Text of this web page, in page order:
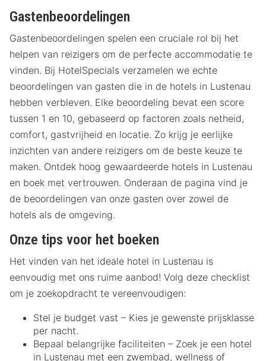
Gastenbeoordelingen
Gastenbeoordelingen spelen een cruciale rol bij het
helpen van reizigers om de perfecte accommodatie te
vinden. Bij HotelSpecials verzamelen we echte
beoordelingen van gasten die in de hotels in Lustenau
hebben verbleven. Elke beoordeling bevat een score
tussen 1 en 10, gebaseerd op factoren zoals netheid,
comfort, gastvrijheid en locatie. Zo krijg je eerlijke
inzichten van andere reizigers om de beste keuze te
maken. Ontdek hoog gewaardeerde hotels in Lustenau
en boek met vertrouwen. Onderaan de pagina vind je
de beoordelingen van onze gasten over zowel de
hotels als de omgeving.
Onze tips voor het boeken
Het vinden van het ideale hotel in Lustenau is
eenvoudig met ons ruime aanbod! Volg deze checklist
om je zoekopdracht te vereenvoudigen:
Stel je budget vast – Kies je gewenste prijsklasse
per nacht.
Bepaal belangrijke faciliteiten – Zoek je een hotel
in Lustenau met een zwembad, wellness of